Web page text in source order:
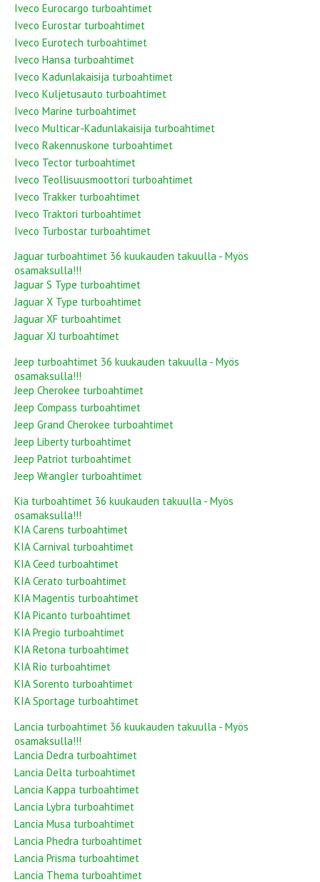
Iveco Eurocargo turboahtimet
Iveco Eurostar turboahtimet
Iveco Eurotech turboahtimet
Iveco Hansa turboahtimet
Iveco Kadunlakaisija turboahtimet
Iveco Kuljetusauto turboahtimet
Iveco Marine turboahtimet
Iveco Multicar-Kadunlakaisija turboahtimet
Iveco Rakennuskone turboahtimet
Iveco Tector turboahtimet
Iveco Teollisuusmoottori turboahtimet
Iveco Trakker turboahtimet
Iveco Traktori turboahtimet
Iveco Turbostar turboahtimet
Jaguar turboahtimet 36 kuukauden takuulla - Myös
osamaksulla!!!
Jaguar S Type turboahtimet
Jaguar X Type turboahtimet
Jaguar XF turboahtimet
Jaguar XJ turboahtimet
Jeep turboahtimet 36 kuukauden takuulla - Myös
osamaksulla!!!
Jeep Cherokee turboahtimet
Jeep Compass turboahtimet
Jeep Grand Cherokee turboahtimet
Jeep Liberty turboahtimet
Jeep Patriot turboahtimet
Jeep Wrangler turboahtimet
Kia turboahtimet 36 kuukauden takuulla - Myös
osamaksulla!!!
KIA Carens turboahtimet
KIA Carnival turboahtimet
KIA Ceed turboahtimet
KIA Cerato turboahtimet
KIA Magentis turboahtimet
KIA Picanto turboahtimet
KIA Pregio turboahtimet
KIA Retona turboahtimet
KIA Rio turboahtimet
KIA Sorento turboahtimet
KIA Sportage turboahtimet
Lancia turboahtimet 36 kuukauden takuulla - Myös
osamaksulla!!!
Lancia Dedra turboahtimet
Lancia Delta turboahtimet
Lancia Kappa turboahtimet
Lancia Lybra turboahtimet
Lancia Musa turboahtimet
Lancia Phedra turboahtimet
Lancia Prisma turboahtimet
Lancia Thema turboahtimet